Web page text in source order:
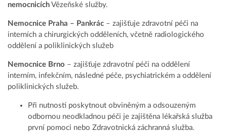
nemocnicích Vězeňské služby.
Nemocnice Praha – Pankrác – zajišťuje zdravotní péči na
interních a chirurgických odděleních, včetně radiologického
oddělení a poliklinických služeb
Nemocnice Brno – zajišťuje zdravotní péči na oddělení
interním, infekčním, následné péče, psychiatrickém a oddělení
poliklinických služeb.
Při nutnosti poskytnout obviněným a odsouzeným
odbornou neodkladnou péči je zajištěna lékařská služba
první pomoci nebo Zdravotnická záchranná služba.